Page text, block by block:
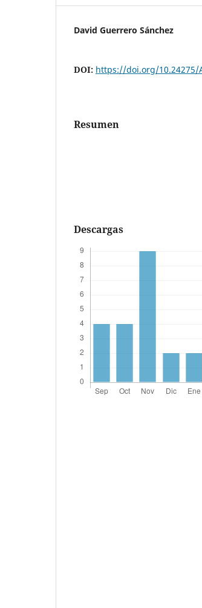
David Guerrero Sánchez
DOI: https://doi.org/10.24275/
Resumen
Descargas